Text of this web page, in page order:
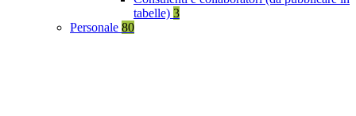
tabelle) 3
Personale 80